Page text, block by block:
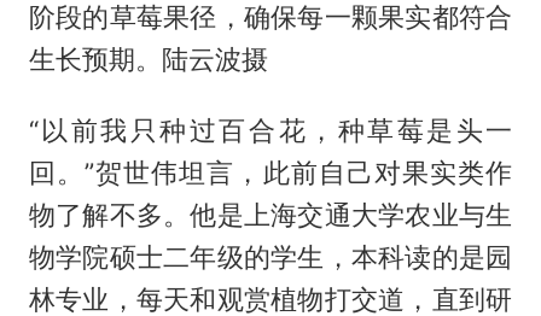
阶段的草莓果径，确保每一颗果实都符合
生长预期。陆云波摄
“以前我只种过百合花，种草莓是头一
回。”贺世伟坦言，此前自己对果实类作
物了解不多。他是上海交通大学农业与生
物学院硕士二年级的学生，本科读的是园
林专业，每天和观赏植物打交道，直到研